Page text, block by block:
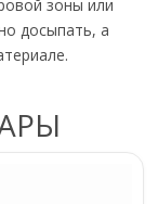
зоны или
досыпать, а